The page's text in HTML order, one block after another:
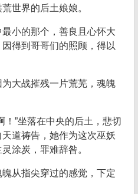
世界的后土娘娘。
小的那个，善良且心怀大
得到哥哥们的照顾，得以
大战摧残一片荒芜，魂魄
！”坐落在中央的后土，悲切
道祷告，她作为这次巫妖
涂炭，罪难辞咎。
从指尖穿过的感觉，下定